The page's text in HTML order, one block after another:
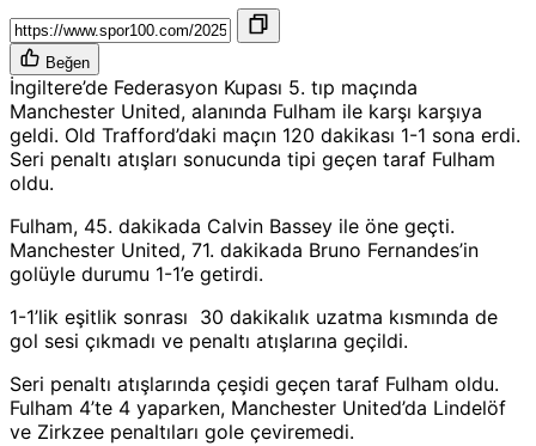
Beğen
İngiltere’de Federasyon Kupası 5. tıp maçında
Manchester United, alanında Fulham ile karşı karşıya
geldi. Old Trafford’daki maçın 120 dakikası 1-1 sona erdi.
Seri penaltı atışları sonucunda tipi geçen taraf Fulham
oldu.
Fulham, 45. dakikada Calvin Bassey ile öne geçti.
Manchester United, 71. dakikada Bruno Fernandes’in
golüyle durumu 1-1’e getirdi.
1-1’lik eşitlik sonrası 30 dakikalık uzatma kısmında de
gol sesi çıkmadı ve penaltı atışlarına geçildi.
Seri penaltı atışlarında çeşidi geçen taraf Fulham oldu.
Fulham 4’te 4 yaparken, Manchester United’da Lindelöf
ve Zirkzee penaltıları gole çeviremedi.